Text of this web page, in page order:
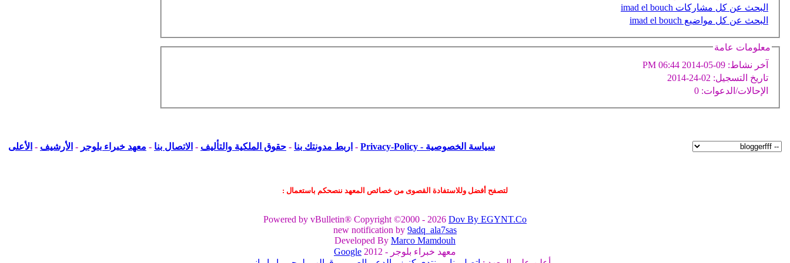
البحث عن كل مشاركات imad el bouch
البحث عن كل مواضيع imad el bouch
معلومات عامة
آخر نشاط:
06:44 PM
تاريخ التسجيل:
الإحالات/الدعوات:
سياسة الخصوصية - Privacy-Policy - اربط مدونتك بنا - حقوق الملكية والتأليف - الاتصال بنا - معهد خبراء بلوجر - الأرشيف - الأعلى
لتصفح أفضل وللاستفادة القصوى من خصائص المعهد ننصحكم باستعمال :
Powered by vBulletin® Copyright ©2000 - 2026 Dov By EGYNT.Co
new notification by 9adq_ala7sas
Developed By Marco Mamdouh
معهد خبراء بلوجر - 2012
Google